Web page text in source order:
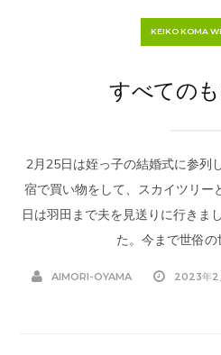
KEIKO KOMA
すべての
2月25日は姪っ子の結婚式に参列
宿で買い物をして、スカイツリー
日は羽田まで夫を見送りに行きま
た。今まで世俗
AIMORI-OYAMA 2023年2